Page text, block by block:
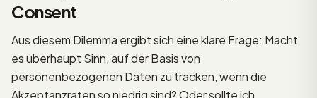
Consent
Aus diesem Dilemma ergibt sich eine klare Frage: Macht
es überhaupt Sinn, auf der Basis von
personenbezogenen Daten zu tracken, wenn die
Akzeptanzraten so niedrig sind? Oder sollte ich